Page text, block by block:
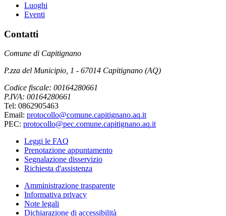
Luoghi
Eventi
Contatti
Comune di Capitignano
P.zza del Municipio, 1 - 67014 Capitignano (AQ)
Codice fiscale: 00164280661
P.IVA: 00164280661
Tel: 0862905463
Email: protocollo@comune.capitignano.aq.it
PEC: protocollo@pec.comune.capitignano.aq.it
Leggi le FAQ
Prenotazione appuntamento
Segnalazione disservizio
Richiesta d'assistenza
Amministrazione trasparente
Informativa privacy
Note legali
Dichiarazione di accessibilità